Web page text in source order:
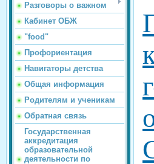
Разговоры о важном
Кабинет ОБЖ
"food"
Профориентация
Навигаторы детства
Общая информация
Родителям и ученикам
Обратная связь
Государственная
аккредитация
образовательной
деятельности по